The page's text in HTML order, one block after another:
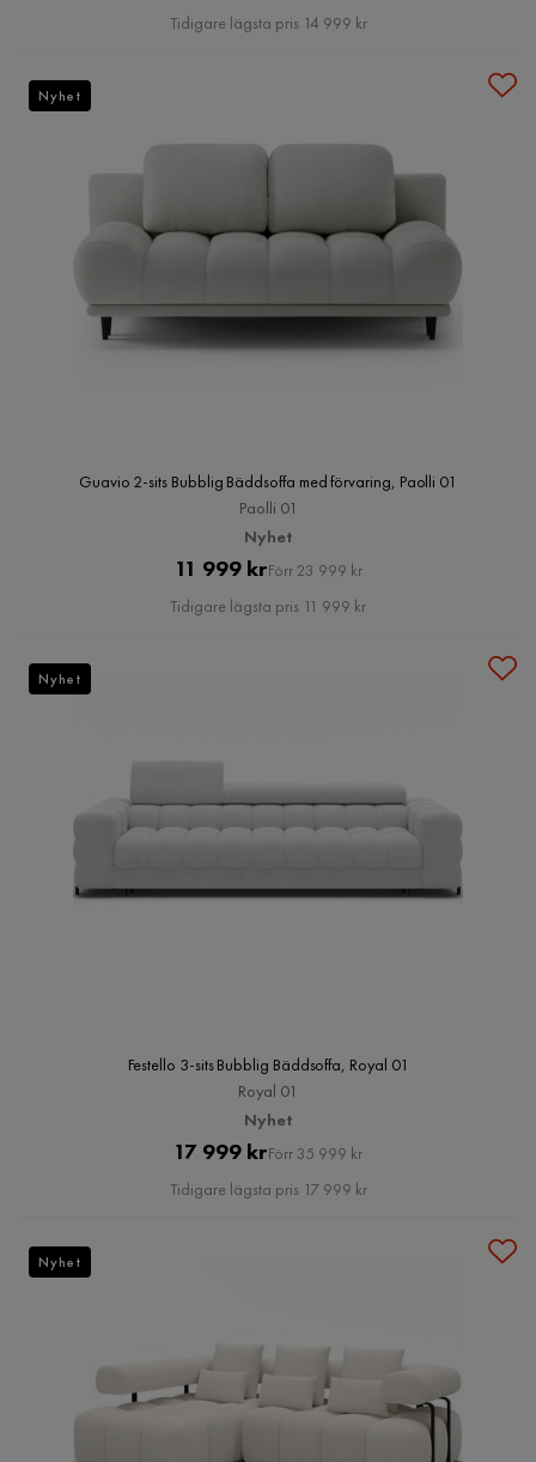
Pris
Tidigare lägsta pris 14 999 kr
Guavio 2-sits Bubblig Bäddsoffa med förvaring, Paolli 01
Paolli 01
Nyhet
Pris
11 999 krOriginal
Pris
Förr 23 999 kr
Tidigare lägsta pris 11 999 kr
Nyhet
Festello 3-sits Bubblig Bäddsoffa, Royal 01
Royal 01
Nyhet
Pris
17 999 krOriginal
Pris
Förr 35 999 kr
Tidigare lägsta pris 17 999 kr
Nyhet
Nyhet